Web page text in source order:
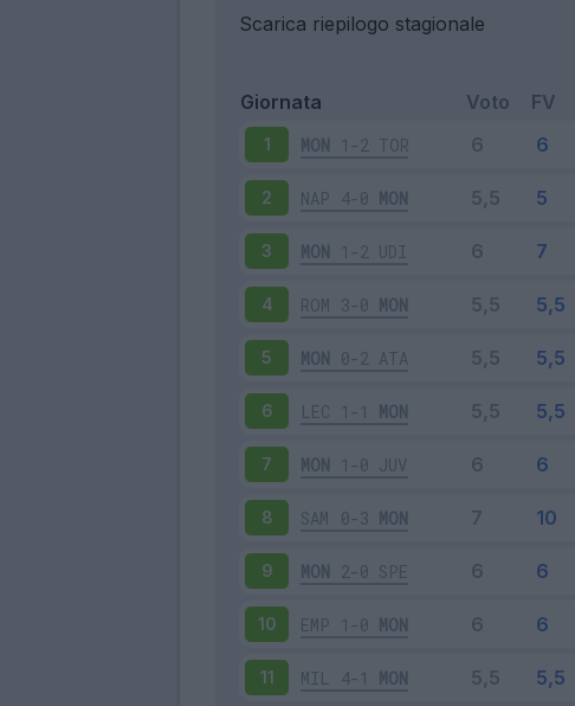
Scarica riepilogo stagionale
Giornata Voto FV
1 MON 1-2 TOR
2 NAP 4-0 MON
3 MON 1-2 UDI
4 ROM 3-0 MON
5 MON 0-2 ATA
6 LEC 1-1 MON
7 MON 1-0 JUV
8 SAM 0-3 MON
9 MON 2-0 SPE
10 EMP 1-0 MON
11 MIL 4-1 MON